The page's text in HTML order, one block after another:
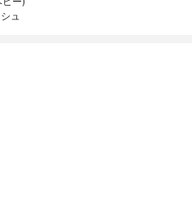
ュ